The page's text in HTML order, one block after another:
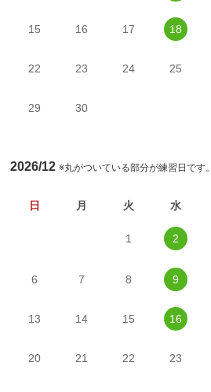
15 16 17 18
22 23 24 25
29 30
2026/12※丸がついている部分が練習日です。
日 月 火 水
1 2
6 7 8 9
13 14 15 16
20 21 22 23